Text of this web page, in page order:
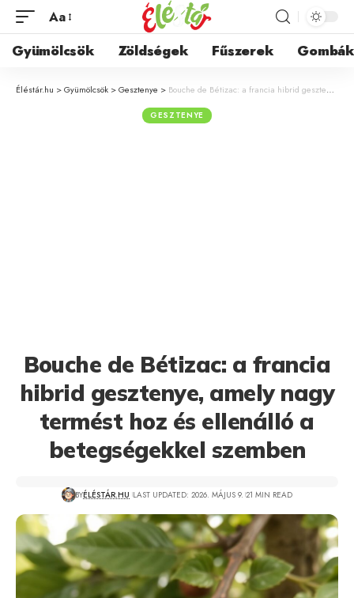
Aa
Gyümölcsök Zöldségek Fűszerek Gombák
Éléstár.hu >Gyümölcsök >Gesztenye > Bouche de Bétizac: a francia hibrid gesztenye, amely nagy termést hoz és ellenálló a betegségekkel szemben
GESZTENYE
Bouche de Bétizac: a francia
hibrid gesztenye, amely nagy
termést hoz és ellenálló a
betegségekkel szemben
BYÉLÉSTÁR.HU LAST UPDATED: 2026. MÁJUS 9. 21 MIN READ